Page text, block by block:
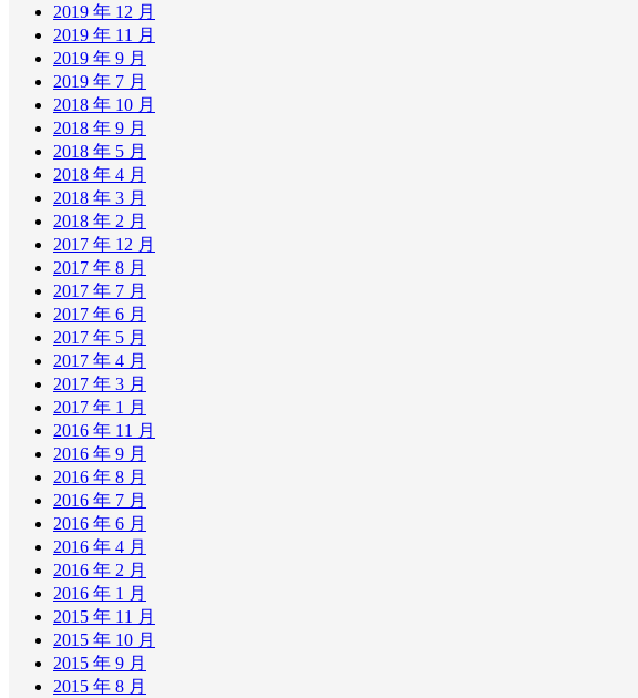
2019 年 12 月
2019 年 11 月
2019 年 9 月
2019 年 7 月
2018 年 10 月
2018 年 9 月
2018 年 5 月
2018 年 4 月
2018 年 3 月
2018 年 2 月
2017 年 12 月
2017 年 8 月
2017 年 7 月
2017 年 6 月
2017 年 5 月
2017 年 4 月
2017 年 3 月
2017 年 1 月
2016 年 11 月
2016 年 9 月
2016 年 8 月
2016 年 7 月
2016 年 6 月
2016 年 4 月
2016 年 2 月
2016 年 1 月
2015 年 11 月
2015 年 10 月
2015 年 9 月
2015 年 8 月